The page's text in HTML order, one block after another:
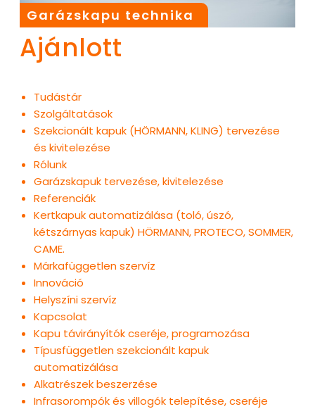
Garázskapu technika
Ajánlott
Tudástár
Szolgáltatások
Szekcionált kapuk (HÖRMANN, KLING) tervezése
és kivitelezése
Rólunk
Garázskapuk tervezése, kivitelezése
Referenciák
Kertkapuk automatizálása (toló, úszó,
kétszárnyas kapuk) HÖRMANN, PROTECO, SOMMER,
CAME.
Márkafüggetlen szervíz
Innováció
Helyszíni szervíz
Kapcsolat
Kapu távirányítók cseréje, programozása
Típusfüggetlen szekcionált kapuk
automatizálása
Alkatrészek beszerzése
Infrasorompók és villogók telepítése, cseréje